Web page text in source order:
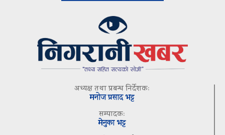
अध्यक्ष तथा प्रबन्ध निर्देशकः
मनोज प्रसाद भट्ट
सम्पादकः
मेनुका भट्ट